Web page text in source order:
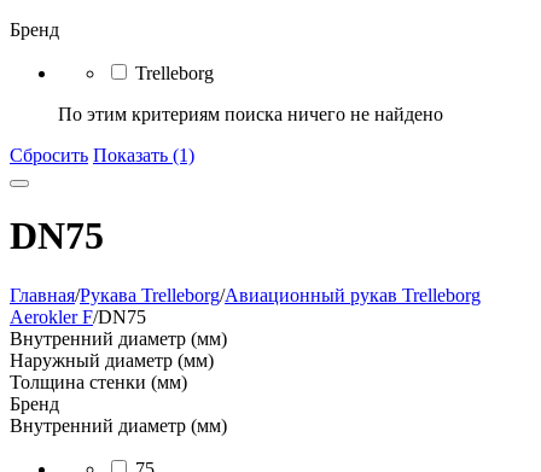
Бренд
Trelleborg
По этим критериям поиска ничего не найдено
Сбросить Показать (1)
DN75
Главная/Рукава Trelleborg/Авиационный рукав Trelleborg
Aerokler F/DN75
Внутренний диаметр (мм)
Наружный диаметр (мм)
Толщина стенки (мм)
Бренд
Внутренний диаметр (мм)